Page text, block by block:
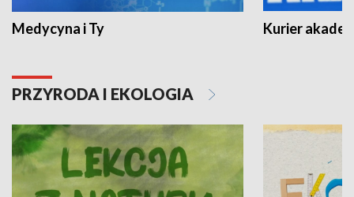
Medycyna i Ty Kurier
PRZYRODA I EKOLOGIA